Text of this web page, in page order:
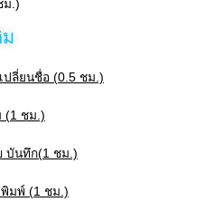
ม.)
ปลี่ยนชื่อ (0.5 ชม.)
(1 ชม.)
บันทึก(1 ชม.)
มพ์ (1 ชม.)